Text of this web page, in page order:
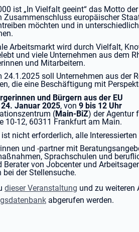
ist „In Vielfalt geeint“ das Motto
Zusammenschluss europäischer
möchten und in
Arbeitsmarkt wird durch Vielfalt,
und viele Unternehmen aus dem
und Mitarbeitern.
24.1.2025 soll Unternehmen aus der
die eine Beschäftigung mit
und Bürgern aus der EU
24. Januar 2025, von 9 bis 12 Uhr
(Main-BiZ) der Agentur
10-12, 60311 Frankfurt am Main.
nicht erforderlich, alle
und -partner mit
Sprachschulen und
Berater von Jobcenter und
der Stellensuche.
dieser Veranstaltung und zu weiteren
abgerufen werden.